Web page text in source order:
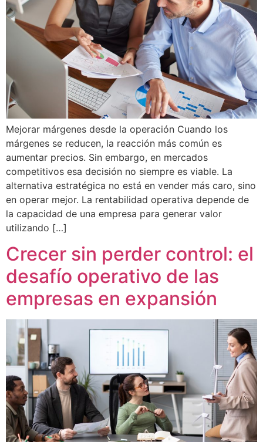
Mejorar márgenes desde la operación Cuando los
márgenes se reducen, la reacción más común es
aumentar precios. Sin embargo, en mercados
competitivos esa decisión no siempre es viable. La
alternativa estratégica no está en vender más caro, sino
en operar mejor. La rentabilidad operativa depende de
la capacidad de una empresa para generar valor
utilizando […]
Crecer sin perder control: el
desafío operativo de las
empresas en expansión